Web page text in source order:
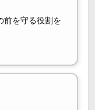
前を守る役割を